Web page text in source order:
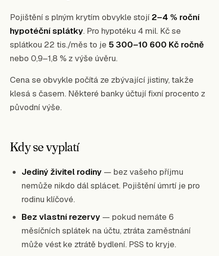
Pojištění s plným krytím obvykle stojí 2–4 % roční
hypotéční splátky. Pro hypotéku 4 mil. Kč se
splátkou 22 tis./měs to je 5 300–10 600 Kč ročně
nebo 0,9–1,8 % z výše úvěru.
Cena se obvykle počítá ze zbývající jistiny, takže
klesá s časem. Některé banky účtují fixní procento z
původní výše.
Kdy se vyplatí
Jediný živitel rodiny— bez vašeho příjmu
nemůže nikdo dál splácet. Pojištění úmrtí je pro
rodinu klíčové.
Bez vlastní rezervy— pokud nemáte 6
měsíčních splátek na účtu, ztráta zaměstnání
může vést ke ztrátě bydlení. PSS to kryje.